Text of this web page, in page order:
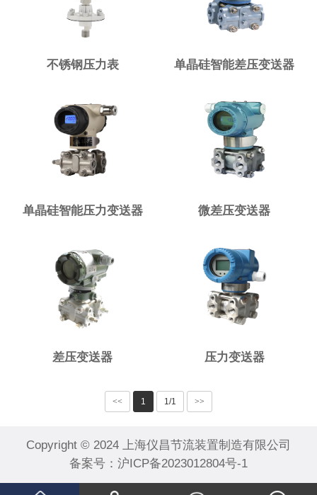
不锈钢压力表 单晶硅智能差压变送器
单晶硅智能压力变送器 微差压变送器
差压变送器 压力变送器
<< 1 1/1 >>
Copyright © 2024 上海仪昌节流装置制造有限公司
备案号： 沪ICP备2023012804号-1